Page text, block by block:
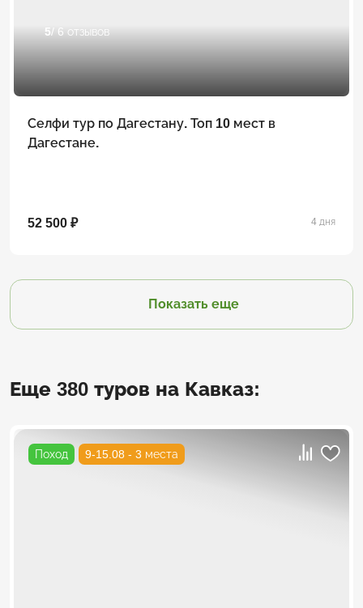
5/ 6 отзывов
Селфи тур по Дагестану. Топ 10 мест в
Дагестане.
52 500 ₽ 4 дня
Показать еще
Еще 380 туров на Кавказ:
Поход 9-15.08 - 3 места